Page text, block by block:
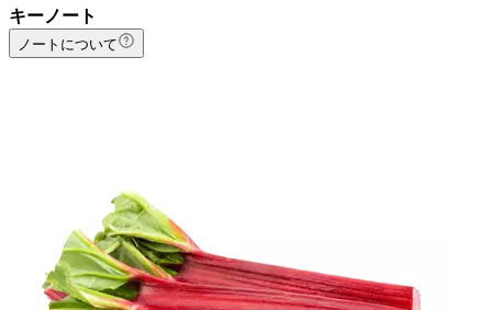
キーノート
ノートについて